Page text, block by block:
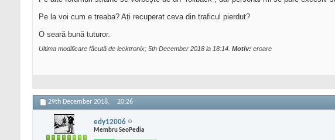
Pe la voi cum e treaba? Ați recuperat ceva din traficul pierdut?
O seară bună tuturor.
Ultima modificare făcută de lecktronix; 5th December 2018 la 18:14 Motiv: eroare
29th December 2018, 20:26
edy12006
Membru SeoPedia